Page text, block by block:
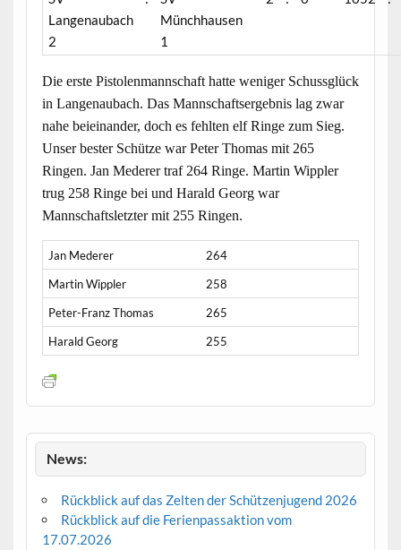
Langenaubach
2
Münchhausen
1
Die erste Pistolenmannschaft hatte weniger Schussglück
in Langenaubach. Das Mannschaftsergebnis lag zwar
nahe beieinander, doch es fehlten elf Ringe zum Sieg.
Unser bester Schütze war Peter Thomas mit 265
Ringen. Jan Mederer traf 264 Ringe. Martin Wippler
trug 258 Ringe bei und Harald Georg war
Mannschaftsletzter mit 255 Ringen.
Jan Mederer
264
Martin Wippler
258
Peter-Franz Thomas
265
Harald Georg
255
News:
Rückblick auf das Zelten der Schützenjugend 2026
Rückblick auf die Ferienpassaktion vom
17.07.2026